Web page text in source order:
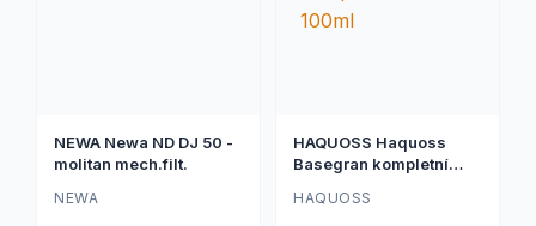
NEWA Newa ND DJ 50 -
molitan mech.filt.
NEWA
HAQUOSS Haquoss
Basegran kompletní
HAQUOSS